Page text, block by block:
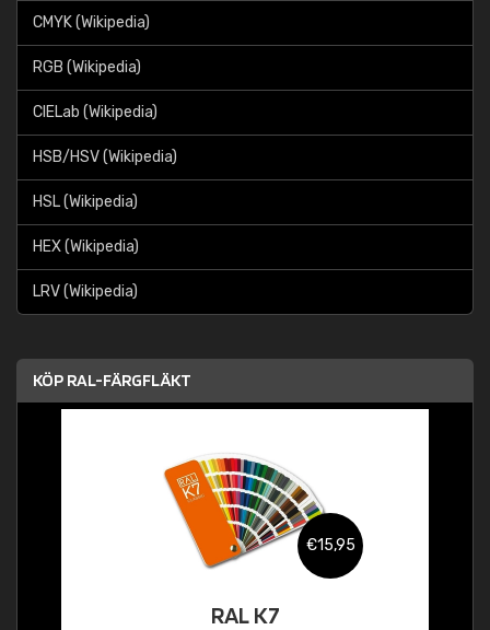
CMYK (Wikipedia)
RGB (Wikipedia)
CIELab (Wikipedia)
HSB/HSV (Wikipedia)
HSL (Wikipedia)
HEX (Wikipedia)
LRV (Wikipedia)
KÖP RAL-FÄRGFLÄKT
€15,95
RAL K7